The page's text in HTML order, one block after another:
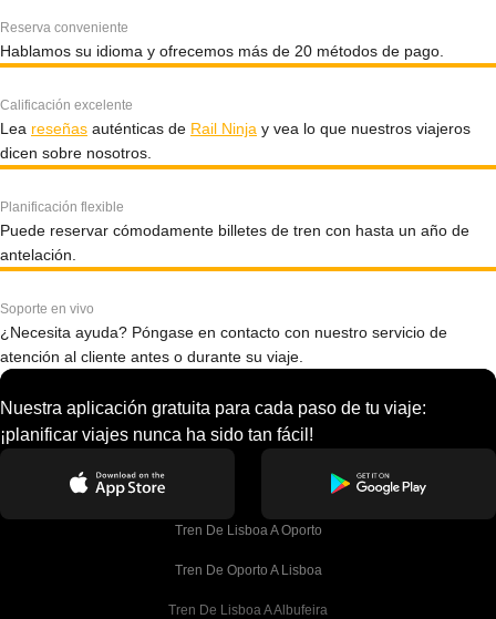
Reserva conveniente
Hablamos su idioma y ofrecemos más de 20 métodos de pago.
Calificación excelente
Lea reseñas auténticas de Rail Ninja y vea lo que nuestros viajeros
dicen sobre nosotros.
Planificación flexible
Puede reservar cómodamente billetes de tren con hasta un año de
antelación.
Soporte en vivo
¿Necesita ayuda? Póngase en contacto con nuestro servicio de
atención al cliente antes o durante su viaje.
Nuestra aplicación gratuita para cada paso de tu viaje:
¡planificar viajes nunca ha sido tan fácil!
Tren De Lisboa A Oporto
Tren De Oporto A Lisboa
Tren De Lisboa A Albufeira